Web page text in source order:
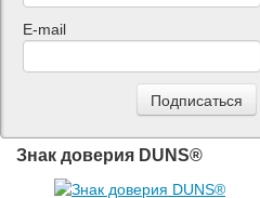
E-mail
Знак доверия DUNS®